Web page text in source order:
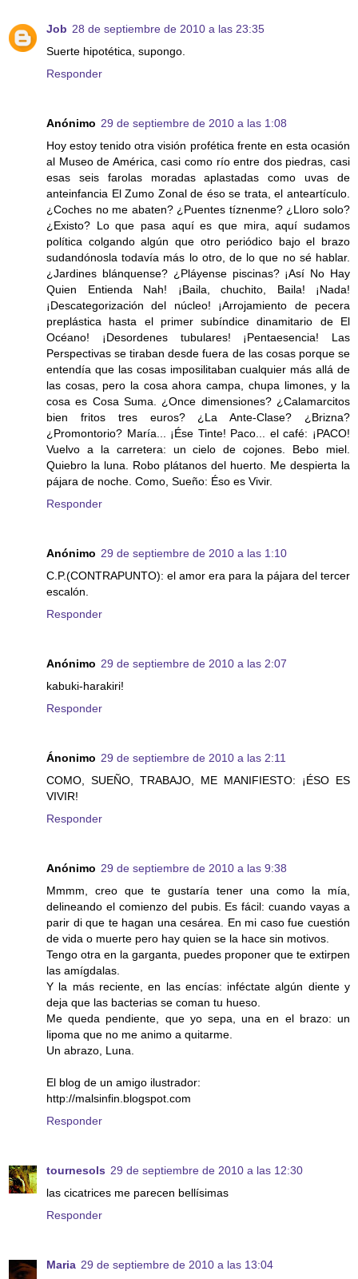
Job 28 de septiembre de 2010 a las 23:35
Suerte hipotética, supongo.
Responder
Anónimo 29 de septiembre de 2010 a las 1:08
Hoy estoy tenido otra visión profética frente en esta ocasión
al Museo de América, casi como río entre dos piedras, casi
esas seis farolas moradas aplastadas como uvas de
anteinfancia El Zumo Zonal de éso se trata, el anteartículo.
¿Coches no me abaten? ¿Puentes tíznenme? ¿Lloro solo?
¿Existo? Lo que pasa aquí es que mira, aquí sudamos
política colgando algún que otro periódico bajo el brazo
sudandónosla todavía más lo otro, de lo que no sé hablar.
¿Jardines blánquense? ¿Pláyense piscinas? ¡Así No Hay
Quien Entienda Nah! ¡Baila, chuchito, Baila! ¡Nada!
¡Descategorización del núcleo! ¡Arrojamiento de pecera
preplástica hasta el primer subíndice dinamitario de El
Océano! ¡Desordenes tubulares! ¡Pentaesencia! Las
Perspectivas se tiraban desde fuera de las cosas porque se
entendía que las cosas imposilitaban cualquier más allá de
las cosas, pero la cosa ahora campa, chupa limones, y la
cosa es Cosa Suma. ¿Once dimensiones? ¿Calamarcitos
bien fritos tres euros? ¿La Ante-Clase? ¿Brizna?
¿Promontorio? María... ¡Ése Tinte! Paco... el café: ¡PACO!
Vuelvo a la carretera: un cielo de cojones. Bebo miel.
Quiebro la luna. Robo plátanos del huerto. Me despierta la
pájara de noche. Como, Sueño: Éso es Vivir.
Responder
Anónimo 29 de septiembre de 2010 a las 1:10
C.P.(CONTRAPUNTO): el amor era para la pájara del tercer
escalón.
Responder
Anónimo 29 de septiembre de 2010 a las 2:07
kabuki-harakiri!
Responder
Ánonimo 29 de septiembre de 2010 a las 2:11
COMO, SUEÑO, TRABAJO, ME MANIFIESTO: ¡ÉSO ES
VIVIR!
Responder
Anónimo 29 de septiembre de 2010 a las 9:38
Mmmm, creo que te gustaría tener una como la mía,
delineando el comienzo del pubis. Es fácil: cuando vayas a
parir di que te hagan una cesárea. En mi caso fue cuestión
de vida o muerte pero hay quien se la hace sin motivos.
Tengo otra en la garganta, puedes proponer que te extirpen
las amígdalas.
Y la más reciente, en las encías: inféctate algún diente y
deja que las bacterias se coman tu hueso.
Me queda pendiente, que yo sepa, una en el brazo: un
lipoma que no me animo a quitarme.
Un abrazo, Luna.
El blog de un amigo ilustrador:
http://malsinfin.blogspot.com
Responder
tournesols 29 de septiembre de 2010 a las 12:30
las cicatrices me parecen bellísimas
Responder
Maria 29 de septiembre de 2010 a las 13:04